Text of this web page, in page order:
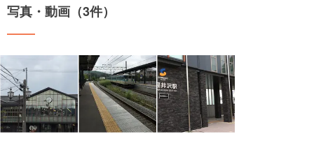
写真・動画（3件）